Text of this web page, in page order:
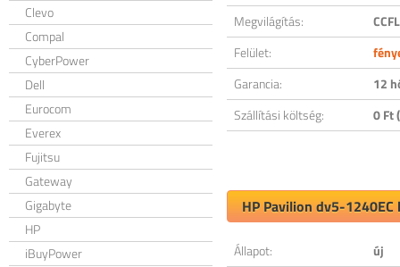
Clevo
Compal
CyberPower
Dell
Eurocom
Everex
Fujitsu
Gateway
Gigabyte
HP
iBuyPower
Megvilágítás:
CCFL
Felület:
Garancia:
12
Szállítási költség:
0 Ft
HP Pavilion dv5-
Állapot:
új